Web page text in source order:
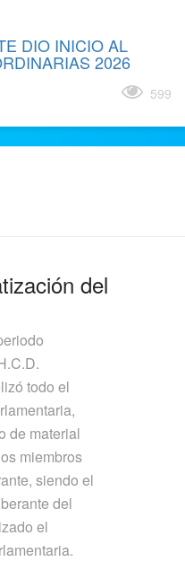
DIO INICIO AL
2026
599
del
todo el
de material
miembros
siendo el
del
el